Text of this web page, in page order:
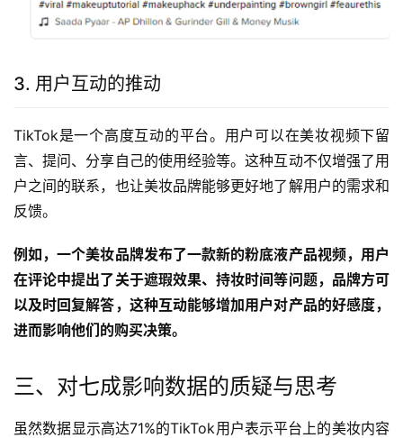
3. 用户互动的推动
TikTok是一个高度互动的平台。用户可以在美妆视频下留
言、提问、分享自己的使用经验等。这种互动不仅增强了用
户之间的联系，也让美妆品牌能够更好地了解用户的需求和
反馈。
例如，一个美妆品牌发布了一款新的粉底液产品视频，用户
在评论中提出了关于遮瑕效果、持妆时间等问题，品牌方可
以及时回复解答，这种互动能够增加用户对产品的好感度，
进而影响他们的购买决策。
三、对七成影响数据的质疑与思考
虽然数据显示高达71%的TikTok用户表示平台上的美妆内容